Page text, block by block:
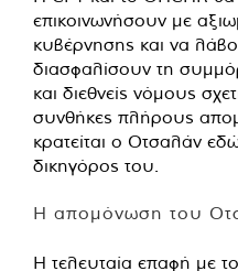
επικοινωνήσουν με
κυβέρνησης και να
διασφαλίσουν τη
και διεθνείς νόμους
συνθήκες πλήρους
κρατείται ο Οτσαλάν
δικηγόρος του.
Η απομόνωση του
Η τελευταία επαφή με